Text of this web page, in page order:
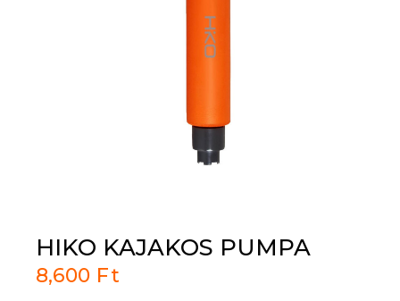
HIKO KAJAKOS PUMPA
8,600 Ft